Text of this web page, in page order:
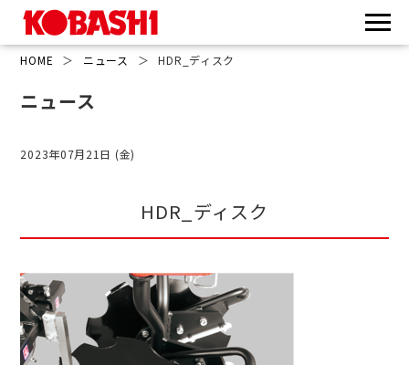
HOME ＞ ニュース ＞ HDR_ディスク
ニュース
2023年07月21日 (金)
HDR_ディスク